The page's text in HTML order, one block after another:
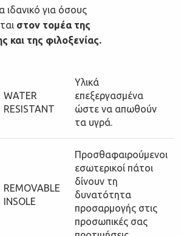
ιδανικό για όσους
στον τομέα της
και της φιλοξενίας.
WATER
RESISTANT
Υλικά
επεξεργασμένα
ώστε να απωθούν
τα υγρά.
REMOVABLE
INSOLE
Προσθαφαιρούμενοι
εσωτερικοί πάτοι
δίνουν τη
δυνατότητα
προσαρμογής στις
προσωπικές σας